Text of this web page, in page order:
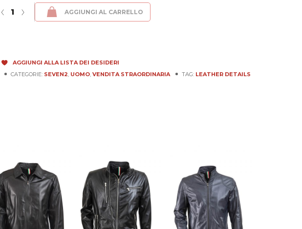
Seven2 - Fibula Verde Militare - Taglia 48 quantità
›
‹ AGGIUNGI AL CARRELLO
AGGIUNGI ALLA LISTA DEI DESIDERI
CATEGORIE: SEVEN2 UOMO, VENDITA STRAORDINARIA TAG: LEATHER DETAILS